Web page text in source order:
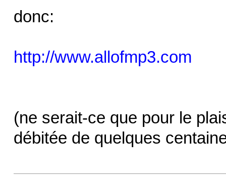
donc:
http://www.allofmp3.com
(ne serait-ce que pour le
débitée de quelques